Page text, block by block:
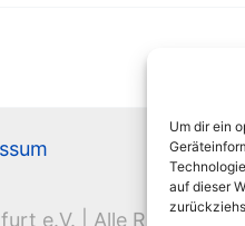
Um dir ein
auf dieser
e.V. | Alle Rechte